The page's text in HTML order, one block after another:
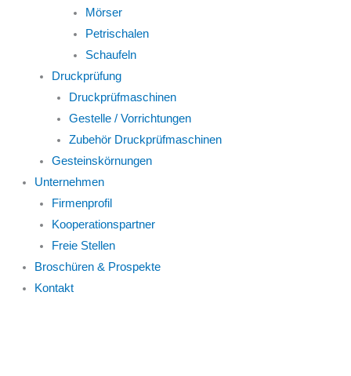
Mörser
Petrischalen
Schaufeln
Druckprüfung
Druckprüfmaschinen
Gestelle / Vorrichtungen
Zubehör Druckprüfmaschinen
Gesteinskörnungen
Unternehmen
Firmenprofil
Kooperationspartner
Freie Stellen
Broschüren & Prospekte
Kontakt